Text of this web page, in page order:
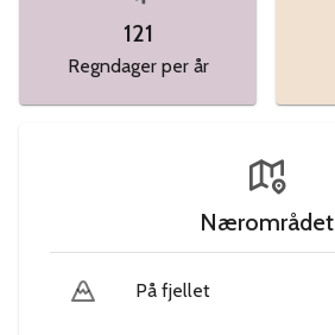
121
Regndager per år
Nærområdet
På fjellet